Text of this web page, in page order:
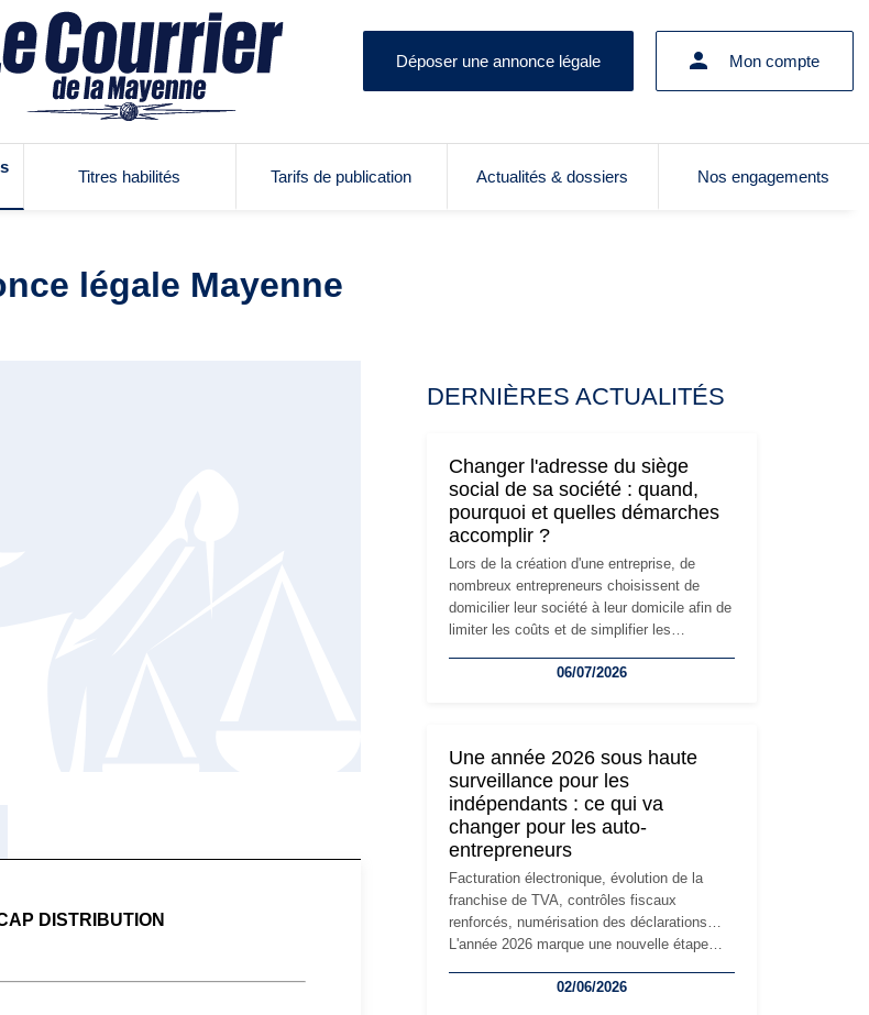
Déposer une annonce légale Mon compte
Titres habilités Tarifs de publication Actualités & dossiers Nos engagements
légale Mayenne
DISTRIBUTION
DERNIÈRES ACTUALITÉS
Changer l'adresse du siège
social de sa société : quand,
pourquoi et quelles démarches
accomplir ?
Lors de la création d'une entreprise, de
nombreux entrepreneurs choisissent de
domicilier leur société à leur domicile afin de
limiter les coûts et de simplifier les
l'activité, cette solution peut rapidement
siège social répond souvent à une nouvelle
étape de la vie de l'entreprise et implique
plusieurs formalités obligatoires.
06/07/2026
Une année 2026 sous haute
surveillance pour les
indépendants : ce qui va
changer pour les auto-
entrepreneurs
Facturation électronique, évolution de la
franchise de TVA, contrôles fiscaux
renforcés, numérisation des déclarations…
L'année 2026 marque une nouvelle étape
travailleurs indépendants. Si le régime de la
02/06/2026